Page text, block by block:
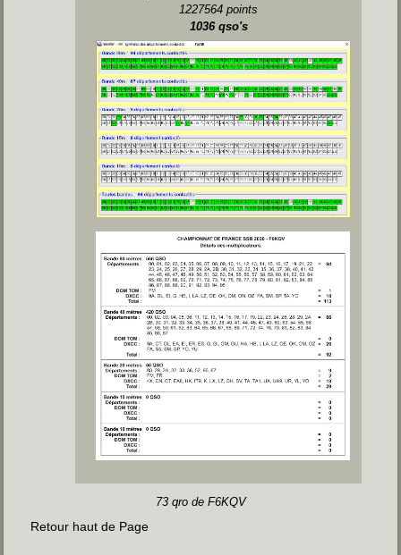
1227564 points
1036 qso's
73 qro de F6KQV
Retour haut de Page